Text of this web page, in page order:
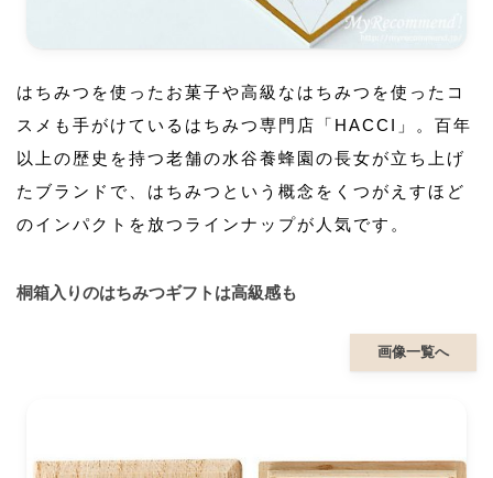
はちみつを使ったお菓子や高級なはちみつを使ったコ
スメも手がけているはちみつ専門店「HACCI」。百年
以上の歴史を持つ老舗の水谷養蜂園の長女が立ち上げ
たブランドで、はちみつという概念をくつがえすほど
のインパクトを放つラインナップが人気です。
桐箱入りのはちみつギフトは高級感も
画像一覧へ